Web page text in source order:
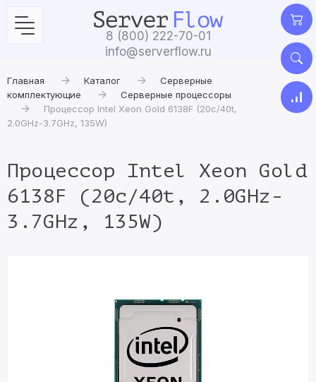
8 (800) 222-70-01
info@serverflow.ru
Главная Каталог
Серверные
комплектующие
Серверные процессоры
Процессор Intel Xeon Gold 6138F (20c/40t,
2.0GHz-3.7GHz, 135W)
Процессор Intel Xeon Gold
6138F (20c/40t, 2.0GHz-
3.7GHz, 135W)